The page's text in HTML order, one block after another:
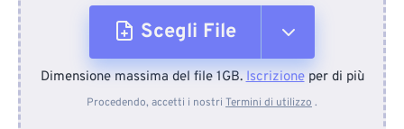
Scegli File
Dal dispositivo
Dimensione massima del file 1GB.Iscrizioneper di più
Procedendo, accetti i nostri Termini di utilizzo .